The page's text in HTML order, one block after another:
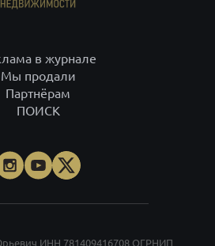
в журнале
Мы продали
Партнёрам
ПОИСК
ИНН 781409416708 ОГРНИП